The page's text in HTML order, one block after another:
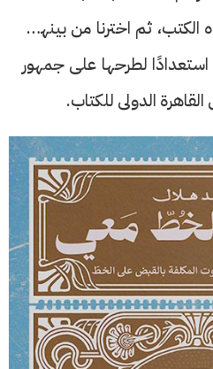
حددنا ٤٠ كتابًا من كل هذه الكتب، ثم اخترنا من بينها ١٠
استعدادًا لطرحها على جمهور
الدولى للكتاب.